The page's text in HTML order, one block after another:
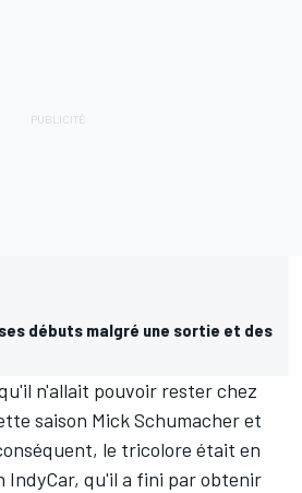
débuts malgré une sortie et des
n'allait pouvoir rester chez
saison Mick Schumacher et
le tricolore était en
IndyCar, qu'il a fini par obtenir